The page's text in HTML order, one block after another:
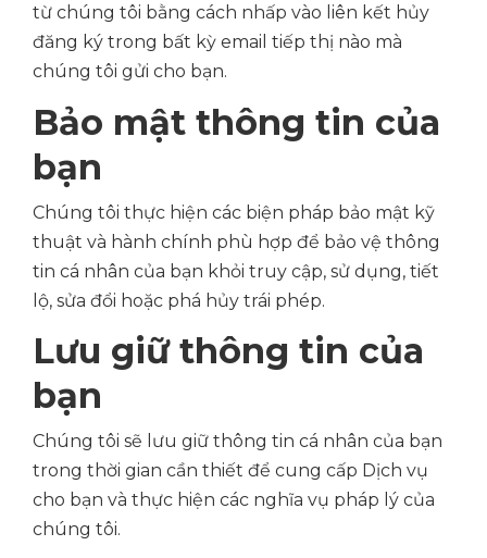
từ chúng tôi bằng cách nhấp vào liên kết hủy
đăng ký trong bất kỳ email tiếp thị nào mà
chúng tôi gửi cho bạn.
Bảo mật thông tin của
bạn
Chúng tôi thực hiện các biện pháp bảo mật kỹ
thuật và hành chính phù hợp để bảo vệ thông
tin cá nhân của bạn khỏi truy cập, sử dụng, tiết
lộ, sửa đổi hoặc phá hủy trái phép.
Lưu giữ thông tin của
bạn
Chúng tôi sẽ lưu giữ thông tin cá nhân của bạn
trong thời gian cần thiết để cung cấp Dịch vụ
cho bạn và thực hiện các nghĩa vụ pháp lý của
chúng tôi.